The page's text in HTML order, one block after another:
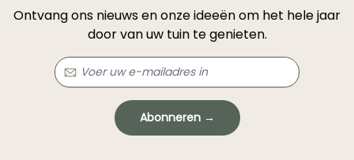
Ontvang ons nieuws en onze ideeën om het hele jaar
door van uw tuin te genieten.
Abonneren →